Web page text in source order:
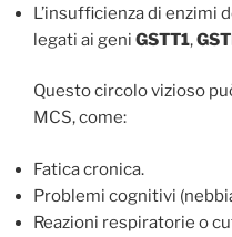
L’insufficienza di enzimi
legati ai geni GSTT1,
Questo circolo vizioso
MCS, come:
Fatica cronica.
Problemi cognitivi
Reazioni respiratorie o